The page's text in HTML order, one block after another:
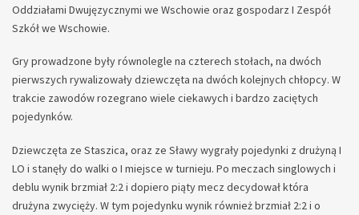
Oddziałami Dwujęzycznymi we Wschowie oraz gospodarz I Zespół
Szkół we Wschowie.
Gry prowadzone były równolegle na czterech stołach, na dwóch
pierwszych rywalizowały dziewczęta na dwóch kolejnych chłopcy. W
trakcie zawodów rozegrano wiele ciekawych i bardzo zaciętych
pojedynków.
Dziewczęta ze Staszica, oraz ze Sławy wygrały pojedynki z drużyną I
LO i stanęły do walki o I miejsce w turnieju. Po meczach singlowych i
deblu wynik brzmiał 2:2 i dopiero piąty mecz decydował która
drużyna zwycięży. W tym pojedynku wynik również brzmiał 2:2 i o